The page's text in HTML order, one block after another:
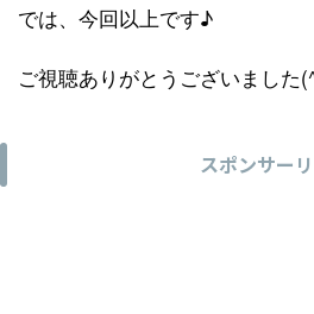
では、今回以上です♪
ご視聴ありがとうございました
スポンサー